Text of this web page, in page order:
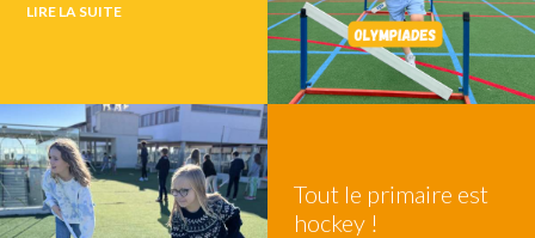
LIRE LA SUITE
Tout le primaire est
hockey !